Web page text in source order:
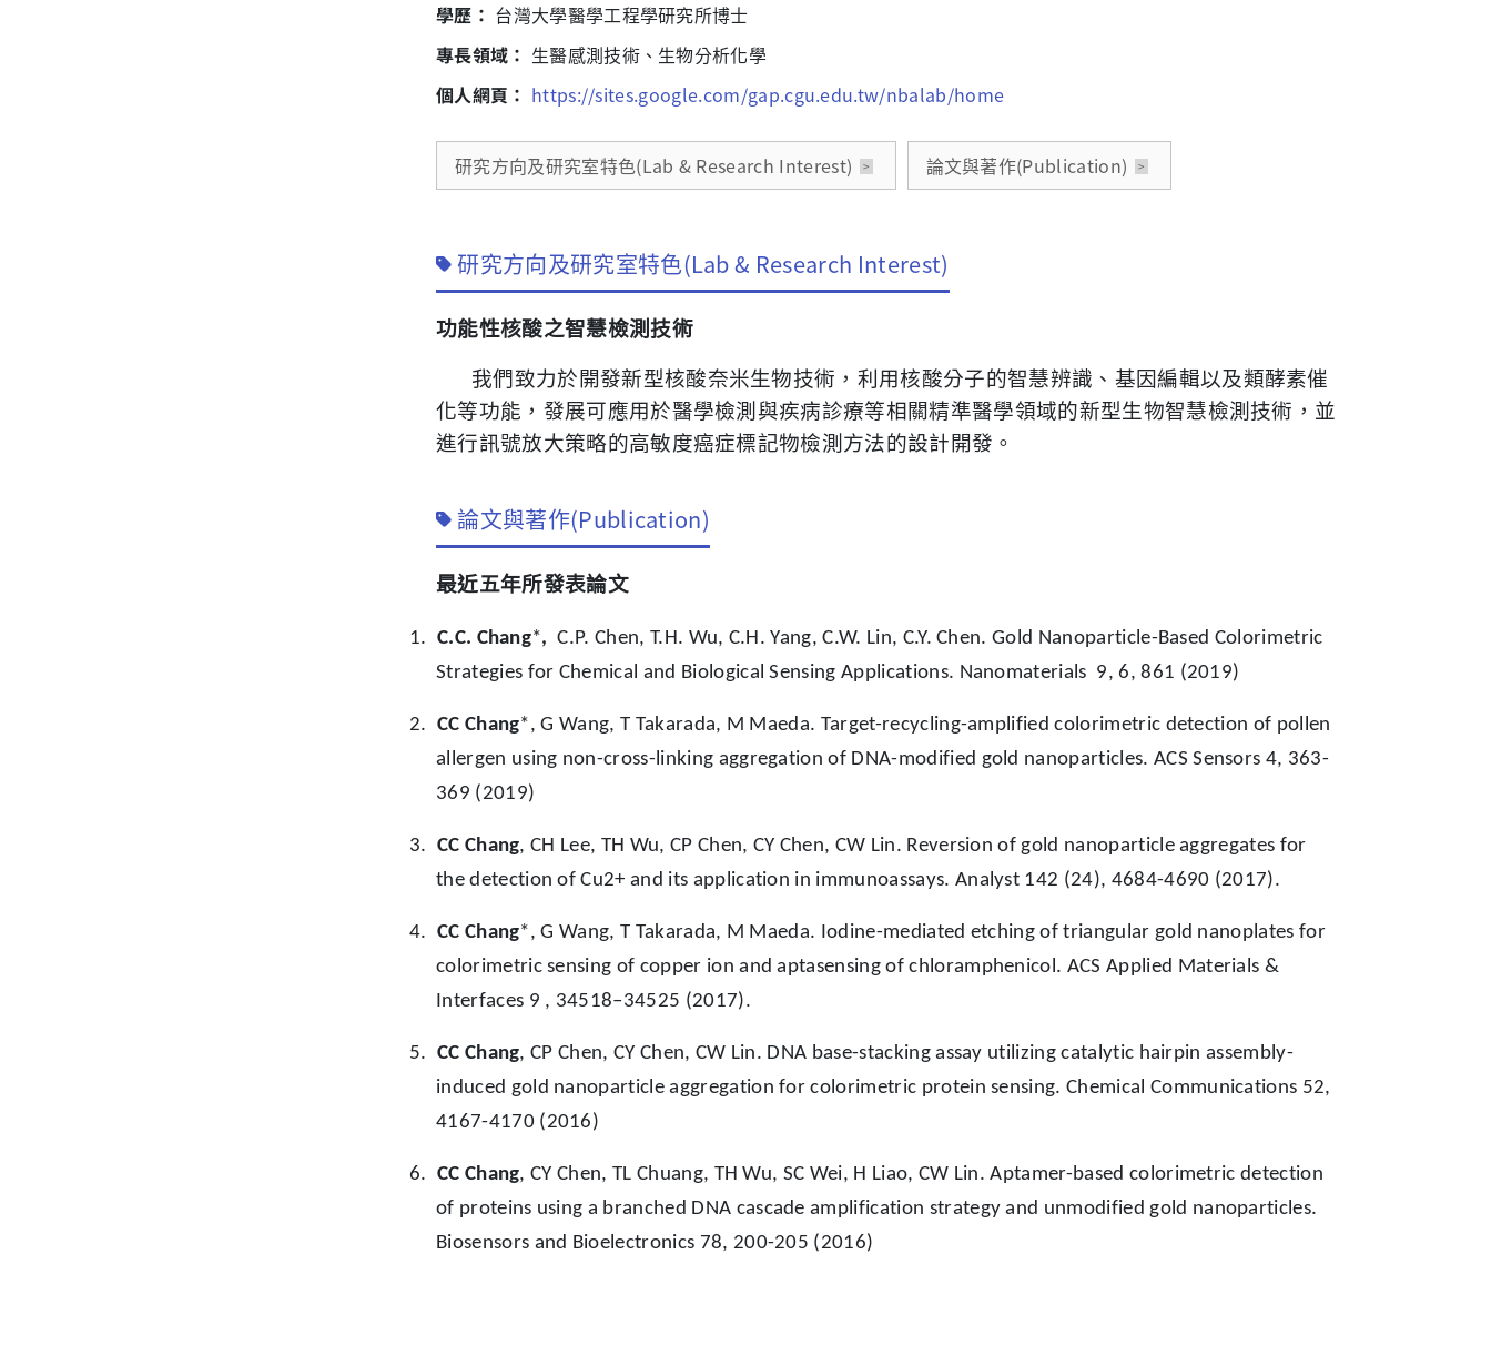
學歷： 台灣大學醫學工程學研究所博士
專長領域： 生醫感測技術、生物分析化學
個人網頁： https://sites.google.com/gap.cgu.edu.tw/nbalab/home
研究方向及研究室特色(Lab & Research Interest) 論文與著作(Publication)
研究方向及研究室特色(Lab & Research Interest)
功能性核酸之智慧檢測技術
我們致力於開發新型核酸奈米生物技術，利用核酸分子的智慧辨識、基因編輯以及類酵素催
化等功能，發展可應用於醫學檢測與疾病診療等相關精準醫學領域的新型生物智慧檢測技術，並
進行訊號放大策略的高敏度癌症標記物檢測方法的設計開發。
論文與著作(Publication)
最近五年所發表論文
1. C.C. Chang*,C.P. Chen, T.H. Wu, C.H. Yang, C.W. Lin, C.Y. Chen. Gold Nanoparticle-Based Colorimetric
Strategies for Chemical and Biological Sensing Applications. Nanomaterials 9, 6, 861 (2019)
2. CC Chang*, G Wang, T Takarada, M Maeda. Target-recycling-amplified colorimetric detection of pollen
allergen using non-cross-linking aggregation of DNA-modified gold nanoparticles. ACS Sensors 4, 363-
369 (2019)
3. CC Chang, CH Lee, TH Wu, CP Chen, CY Chen, CW Lin. Reversion of gold nanoparticle aggregates for
the detection of Cu2+ and its application in immunoassays. Analyst 142 (24), 4684-4690 (2017).
4. CC Chang*, G Wang, T Takarada, M Maeda. Iodine-mediated etching of triangular gold nanoplates for
colorimetric sensing of copper ion and aptasensing of chloramphenicol. ACS Applied Materials &
Interfaces 9 , 34518–34525 (2017).
5. CC Chang, CP Chen, CY Chen, CW Lin. DNA base-stacking assay utilizing catalytic hairpin assembly-
induced gold nanoparticle aggregation for colorimetric protein sensing. Chemical Communications 52,
4167-4170 (2016)
6. CC Chang, CY Chen, TL Chuang, TH Wu, SC Wei, H Liao, CW Lin. Aptamer-based colorimetric detection
of proteins using a branched DNA cascade amplification strategy and unmodified gold nanoparticles.
Biosensors and Bioelectronics 78, 200-205 (2016)